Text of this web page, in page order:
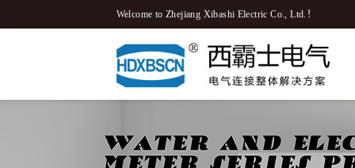
Welcome to Zhejiang Xibashi Electric Co., Ltd.！